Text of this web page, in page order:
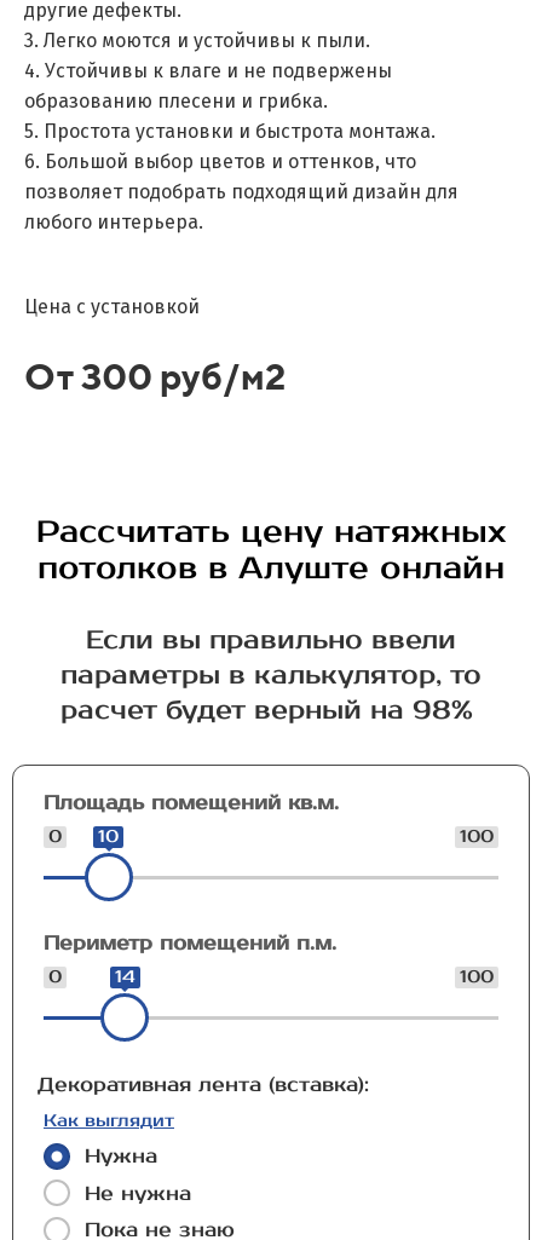
другие дефекты.
3. Легко моются и устойчивы к пыли.
4. Устойчивы к влаге и не подвержены
образованию плесени и грибка.
5. Простота установки и быстрота монтажа.
6. Большой выбор цветов и оттенков, что
позволяет подобрать подходящий дизайн для
любого интерьера.
Цена с установкой
От 300 руб/м2
Рассчитать цену натяжных
потолков в Алуште онлайн
Если вы правильно ввели
параметры в калькулятор, то
расчет будет верный на 98%
Площадь помещений кв.м.
0 100
10
Периметр помещений п.м.
0 100
14
Декоративная лента (вставка):
Как выглядит
Нужна
Не нужна
Пока не знаю